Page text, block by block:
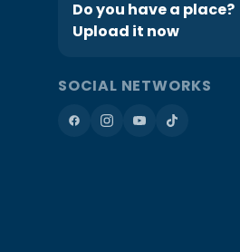
Do you have a place?
Upload it now
SOCIAL NETWORKS